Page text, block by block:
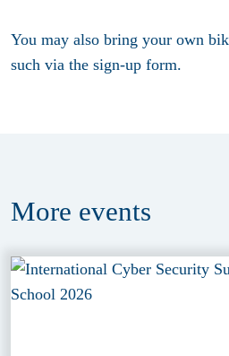
You may also bring your own
such via the sign-up form.
More events